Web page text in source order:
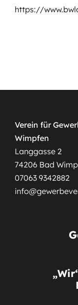
https://
Verein für
Wimpfen
Langgasse 2
74206 Bad
07063 9342882